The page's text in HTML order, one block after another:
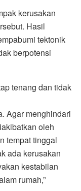
kerusakan
Hasil
tektonik
berpotensi
tenang dan tidak
Agar menghindari
oleh
tempat tinggal
ada kerusakan
kestabilan
rumah,”